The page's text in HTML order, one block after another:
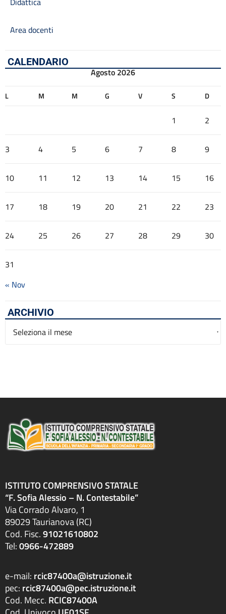
Area docenti
CALENDARIO
Agosto 2026
L M M G V S D
1 2
3 4 5 6 7 8 9
10 11 12 13 14 15 16
17 18 19 20 21 22 23
24 25 26 27 28 29 30
31
« Nov
ARCHIVIO
Archivio
ISTITUTO COMPRENSIVO STATALE
“F. Sofia Alessio – N. Contestabile”
Via Corrado Alvaro, 1
89029 Taurianova (RC)
Cod. Fisc.91021610802
Tel:0966-472889
e-mail: rcic87400a@istruzione.it
pec: rcic87400a@pec.istruzione.it
Cod. Mecc. RCIC87400A